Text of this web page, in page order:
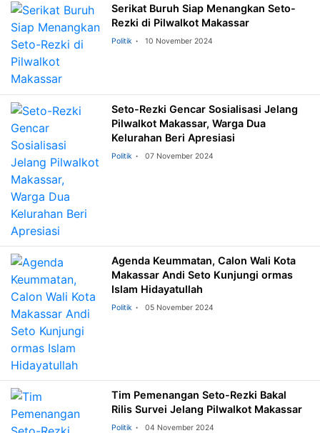
Serikat Buruh Siap Menangkan Seto-
Rezki di Pilwalkot Makassar
Politik 10 November 2024
Seto-Rezki Gencar Sosialisasi Jelang
Pilwalkot Makassar, Warga Dua
Kelurahan Beri Apresiasi
Politik 07 November 2024
Agenda Keummatan, Calon Wali Kota
Makassar Andi Seto Kunjungi ormas
Islam Hidayatullah
Politik 05 November 2024
Tim Pemenangan Seto-Rezki Bakal
Rilis Survei Jelang Pilwalkot Makassar
Politik 04 November 2024